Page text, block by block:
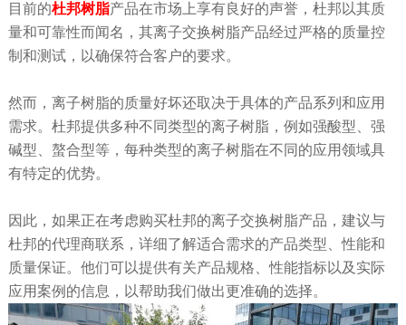
目前的杜邦树脂产品在市场上享有良好的声誉，杜邦以其质
量和可靠性而闻名，其离子交换树脂产品经过严格的质量控
制和测试，以确保符合客户的要求。
然而，离子树脂的质量好坏还取决于具体的产品系列和应用
需求。杜邦提供多种不同类型的离子树脂，例如强酸型、强
碱型、螯合型等，每种类型的离子树脂在不同的应用领域具
有特定的优势。
因此，如果正在考虑购买杜邦的离子交换树脂产品，建议与
杜邦的代理商联系，详细了解适合需求的产品类型、性能和
质量保证。他们可以提供有关产品规格、性能指标以及实际
应用案例的信息，以帮助我们做出更准确的选择。